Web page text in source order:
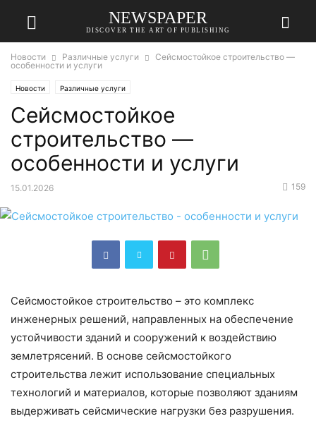
NEWSPAPER
DISCOVER THE ART OF PUBLISHING
Новости Различные услуги
Сейсмостойкое строительство —
особенности и услуги
Новости Различные услуги
Сейсмостойкое
строительство —
особенности и услуги
15.01.2026 159
Сейсмостойкое строительство – это комплекс
инженерных решений, направленных на обеспечение
устойчивости зданий и сооружений к воздействию
землетрясений. В основе сейсмостойкого
строительства лежит использование специальных
технологий и материалов, которые позволяют зданиям
выдерживать сейсмические нагрузки без разрушения.